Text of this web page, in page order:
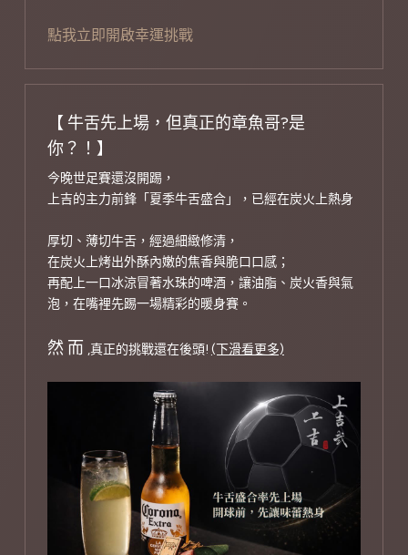
點我立即開啟幸運挑戰
【 牛舌先上場，但真正的章魚哥?是
你？！】
今晚世足賽還沒開踢，
上吉的主力前鋒「夏季牛舌盛合」，已經在炭火上熱身
厚切、薄切牛舌，經過細緻修清，
在炭火上烤出外酥內嫩的焦香與脆口口感；
再配上一口冰涼冒著水珠的啤酒，讓油脂、炭火香與氣
泡，在嘴裡先踢一場精彩的暖身賽。
然 而 ,真正的挑戰還在後頭! (下滑看更多)